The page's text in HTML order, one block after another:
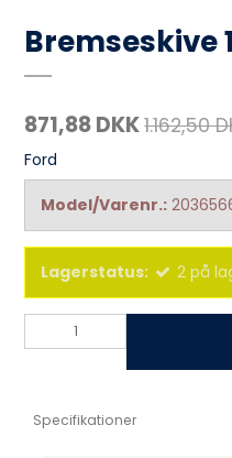
Bremseskive
871,88 DKK1.162,50
Ford
Model/Varenr.:
Lagerstatus: 2 på
Specifikationer